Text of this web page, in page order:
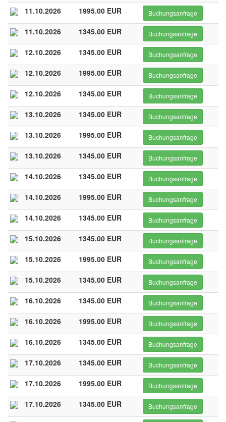
11.10.2026 1995.00 EUR Buchungsanfrage
11.10.2026 1345.00 EUR Buchungsanfrage
12.10.2026 1345.00 EUR Buchungsanfrage
12.10.2026 1995.00 EUR Buchungsanfrage
12.10.2026 1345.00 EUR Buchungsanfrage
13.10.2026 1345.00 EUR Buchungsanfrage
13.10.2026 1995.00 EUR Buchungsanfrage
13.10.2026 1345.00 EUR Buchungsanfrage
14.10.2026 1345.00 EUR Buchungsanfrage
14.10.2026 1995.00 EUR Buchungsanfrage
14.10.2026 1345.00 EUR Buchungsanfrage
15.10.2026 1345.00 EUR Buchungsanfrage
15.10.2026 1995.00 EUR Buchungsanfrage
15.10.2026 1345.00 EUR Buchungsanfrage
16.10.2026 1345.00 EUR Buchungsanfrage
16.10.2026 1995.00 EUR Buchungsanfrage
16.10.2026 1345.00 EUR Buchungsanfrage
17.10.2026 1345.00 EUR Buchungsanfrage
17.10.2026 1995.00 EUR Buchungsanfrage
17.10.2026 1345.00 EUR Buchungsanfrage